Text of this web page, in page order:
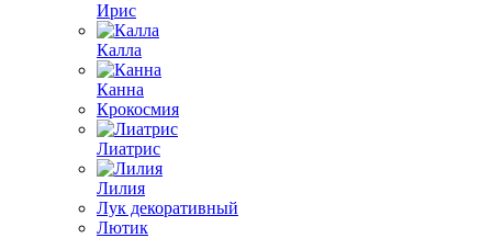
Ирис
Калла
Канна
Крокосмия
Лиатрис
Лилия
Лук декоративный
Лютик